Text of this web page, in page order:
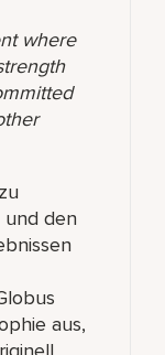
where
und den
aus,